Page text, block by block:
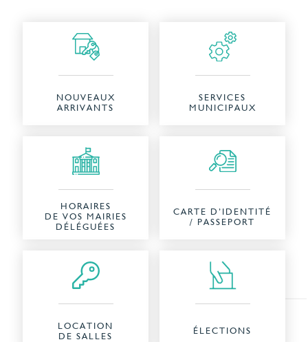
NOUVEAUX
ARRIVANTS
SERVICES
MUNICIPAUX
HORAIRES
DE VOS MAIRIES
DÉLÉGUÉES
CARTE D’IDENTITÉ
/ PASSEPORT
LOCATION
DE SALLES
ÉLECTIONS